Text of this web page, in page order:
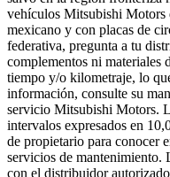
vehículos Mitsubishi
mexicano y con placas de
federativa, pregunta a tu
complementos ni materiales
tiempo y/o kilometraje, lo
información, consulte su
servicio Mitsubishi Motors.
intervalos expresados en
de propietario para conocer
servicios de mantenimiento.
con el distribuidor